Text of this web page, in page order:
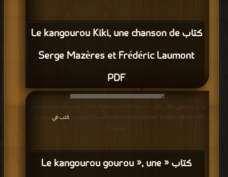
كتاب Le kangourou Kiki, une chanson de
Serge Mazères et Frédéric Laumont
PDF
كتاب « Le kangourou gourou », une
قراءة و تحميل كتاب كتاب « Le kangourou gourou », une chanson de Philippe
Albor interprétée par Joseph Lafitte PDF مجانا | مكتبة >
كتب في
| التحميل :
مرة/مرات